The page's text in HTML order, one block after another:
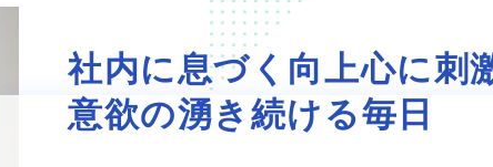
社内に息づく向上心に刺
意欲の湧き続ける毎日